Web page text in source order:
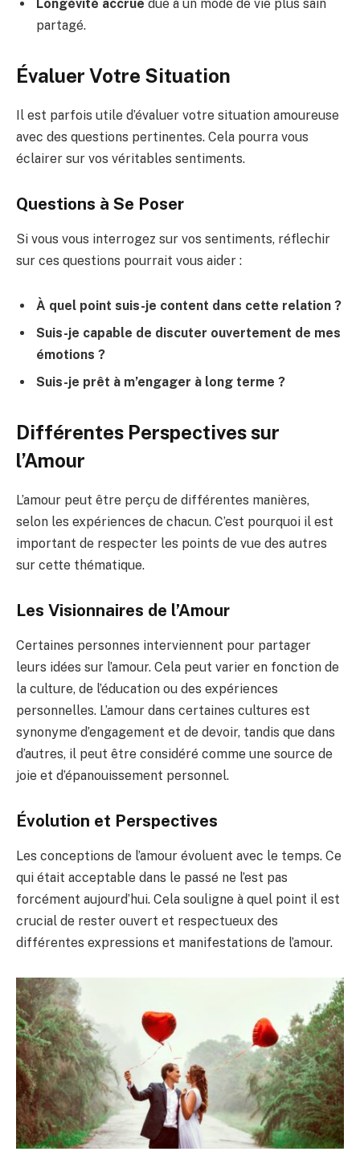
Longévité accrue due à un mode de vie plus sain
partagé.
Évaluer Votre Situation
Il est parfois utile d’évaluer votre situation amoureuse
avec des questions pertinentes. Cela pourra vous
éclairer sur vos véritables sentiments.
Questions à Se Poser
Si vous vous interrogez sur vos sentiments, réflechir
sur ces questions pourrait vous aider :
À quel point suis-je content dans cette relation ?
Suis-je capable de discuter ouvertement de mes
émotions ?
Suis-je prêt à m’engager à long terme ?
Différentes Perspectives sur
l’Amour
L’amour peut être perçu de différentes manières,
selon les expériences de chacun. C’est pourquoi il est
important de respecter les points de vue des autres
sur cette thématique.
Les Visionnaires de l’Amour
Certaines personnes interviennent pour partager
leurs idées sur l’amour. Cela peut varier en fonction de
la culture, de l’éducation ou des expériences
personnelles. L’amour dans certaines cultures est
synonyme d’engagement et de devoir, tandis que dans
d’autres, il peut être considéré comme une source de
joie et d’épanouissement personnel.
Évolution et Perspectives
Les conceptions de l’amour évoluent avec le temps. Ce
qui était acceptable dans le passé ne l’est pas
forcément aujourd’hui. Cela souligne à quel point il est
crucial de rester ouvert et respectueux des
différentes expressions et manifestations de l’amour.